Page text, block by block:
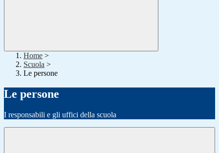
Home >
Scuola >
Le persone
Le persone
I responsabili e gli uffici della scuola